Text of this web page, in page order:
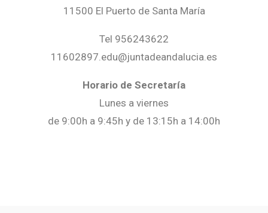
11500 El Puerto de Santa María
Tel 956243622
11602897.edu@juntadeandalucia.es
Horario de Secretaría
Lunes a viernes
de 9:00h a 9:45h y de 13:15h a 14:00h